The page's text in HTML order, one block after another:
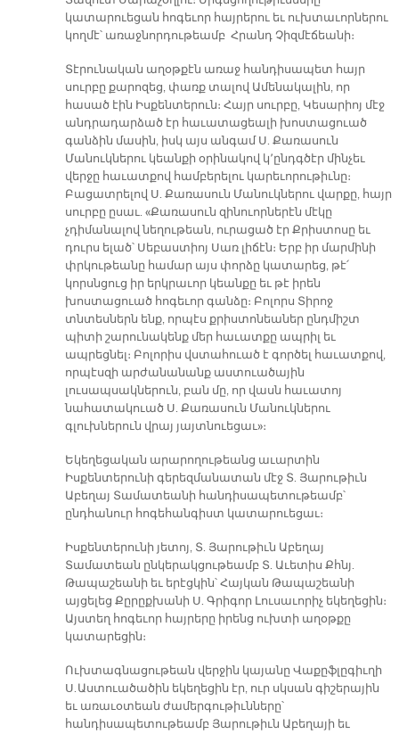
կատարուեցան հոգեւոր հայրերու եւ ուխտաւորներու
կողմէ՝ առաջնորդութեամբ Հրանդ Չիզմէճեանի։
Տէրունական աղօթքէն առաջ հանդիսապետ հայր
սուրբը քարոզեց, փառք տալով Ամենակալին, որ
հասած էին Իսքենտերուն։ Հայր սուրբը, Կեսարիոյ մէջ
անդրադարձած էր հաւատացեալի խոստացուած
գանձին մասին, իսկ այս անգամ Ս. Քառասուն
Մանուկներու կեանքի օրինակով կ՚ընդգծէր մինչեւ
վերջը հաւատքով համբերելու կարեւորութիւնը։
Բացատրելով Ս. Քառասուն Մանուկներու վարքը, հայր
սուրբը ըսաւ. «Քառասուն զինուորներէն մէկը
չդիմանալով նեղութեան, ուրացած էր Քրիստոսը եւ
դուրս ելած՝ Սեբաստիոյ Սառ լիճէն։ Երբ իր մարմինի
փրկութեանը համար այս փորձը կատարեց, թէ՛
կորսնցուց իր երկրաւոր կեանքը եւ թէ իրեն
խոստացուած հոգեւոր գանձը։ Բոլորս Տիրոջ
տնտեսներն ենք, որպէս քրիստոնեաներ ընդմիշտ
պիտի շարունակենք մեր հաւատքը ապրիլ եւ
ապրեցնել։ Բոլորիս վստահուած է գործել հաւատքով,
որպէսզի արժանանանք աստուածային
լուսապսակներուն, բան մը, որ վասն հաւատոյ
նահատակուած Ս. Քառասուն Մանուկներու
գլուխներուն վրայ յայտնուեցաւ»։
Եկեղեցական արարողութեանց աւարտին
Իսքենտերունի գերեզմանատան մէջ Տ. Յարութիւն
Աբեղայ Տամատեանի հանդիսապետութեամբ՝
ընդհանուր հոգեհանգիստ կատարուեցաւ։
Իսքենտերունի յետոյ, Տ. Յարութիւն Աբեղայ
Տամատեան ընկերակցութեամբ Տ. Աւետիս Քհնյ.
Թապաշեանի եւ երէցկին՝ Հայկան Թապաշեանի
այցելեց Քըրըքխանի Ս. Գրիգոր Լուսաւորիչ եկեղեցին։
Այստեղ հոգեւոր հայրերը իրենց ուխտի աղօթքը
կատարեցին։
Ուխտագնացութեան վերջին կայանը Վաքըֆլըգիւղի
Ս. Աստուածածին եկեղեցին էր, ուր սկսան գիշերային
եւ առաւօտեան ժամերգութիւնները՝
հանդիսապետութեամբ Յարութիւն Աբեղայի եւ